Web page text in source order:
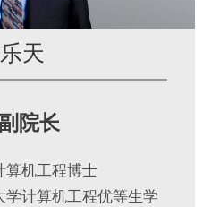
天
院长
算机工程博士
计算机工程优等生学